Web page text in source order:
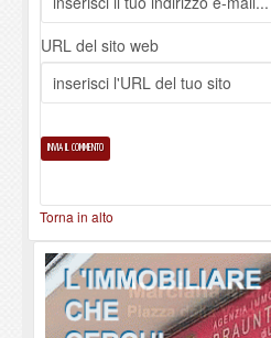
URL del sito web
Torna in alto